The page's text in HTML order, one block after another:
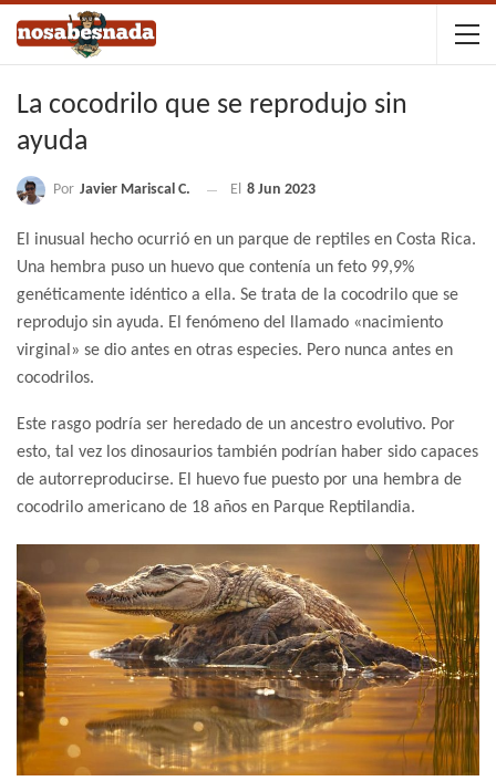
La cocodrilo que se reprodujo sin
ayuda
Por Javier Mariscal C. El 8 Jun 2023
El inusual hecho ocurrió en un parque de reptiles en Costa Rica.
Una hembra puso un huevo que contenía un feto 99,9%
genéticamente idéntico a ella. Se trata de la cocodrilo que se
reprodujo sin ayuda. El fenómeno del llamado «nacimiento
virginal» se dio antes en otras especies. Pero nunca antes en
cocodrilos.
Este rasgo podría ser heredado de un ancestro evolutivo. Por
esto, tal vez los dinosaurios también podrían haber sido capaces
de autorreproducirse. El huevo fue puesto por una hembra de
cocodrilo americano de 18 años en Parque Reptilandia.